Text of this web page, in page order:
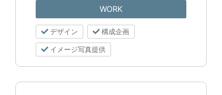
WORK
デザイン 構成企画
イメージ写真提供